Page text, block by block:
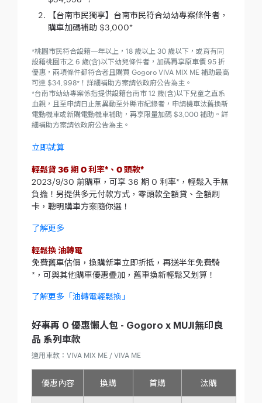
【台南市民獨享】台南市民符合幼幼專案條件者，
購車加碼補助 $3,000*
*桃園市民符合設籍一年以上，18 歲以上 30 歲以下，或育有同
設籍桃園市之 6 歲(含)以下幼兒條件者，加碼再享原車價 95 折
優惠，兩項條件都符合者且購買 Gogoro VIVA MIX ME 補助最高
可達 $34,998*！詳細補助方案請依政府公告為主。
*台南市幼幼專案係指提供設籍台南市 12 歲(含)以下兒童之直系
血親，且至申請日止無異動至外縣市紀錄者，申請機車汰舊換新
電動機車或新購電動機車補助，再享限量加碼 $3,000 補助。詳
細補助方案請依政府公告為主。
立即試算
輕鬆貸 36 期 0 利率*、0 頭款*
2023/9/30 前購車，可享 36 期 0 利率*，輕鬆入手無
負擔！另提供多元付款方式，零頭款全額貸、全額刷
卡，聰明購車方案隨你選！
了解更多
輕鬆換 油轉電
免費舊車估價，換購新車立即折抵，再送半年免費騎
*，可與其他購車優惠疊加，舊車換新輕鬆又划算！
了解更多「油轉電輕鬆換」
好事再 0 優惠懶人包 - Gogoro x MUJI無印良
品 系列車款
適用車款：VIVA MIX ME / VIVA ME
優惠內容 換購 首購 汰購